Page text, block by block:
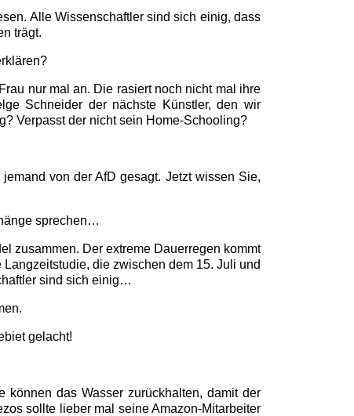
Alle Wissenschaftler sind sich einig, dass
trägt.
nur mal an. Die rasiert noch nicht mal ihre
Schneider der nächste Künstler, den wir
Verpasst der nicht sein Home-Schooling?
von der AfD gesagt. Jetzt wissen Sie,
sprechen…
zusammen. Der extreme Dauerregen kommt
die zwischen dem 15. Juli und
sind sich einig…
gelacht!
können das Wasser zurückhalten, damit der
sollte lieber mal seine Amazon-Mitarbeiter